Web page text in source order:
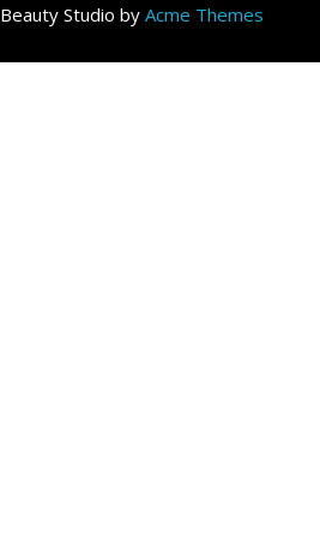
Beauty Studio by Acme Themes